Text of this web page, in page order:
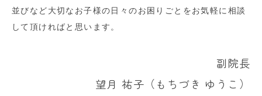
並びなど大切なお子様の日々のお困りごとをお気軽に相談
して頂ければと思います。
副院長
望月 祐子（もちづき ゆうこ）